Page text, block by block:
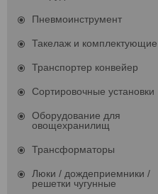
Пневмоинструмент
Такелаж и комплектующие
Транспортер конвейер
Сортировочные установки
Оборудование для
овощехранилищ
Трансформаторы
Люки / дождеприемники /
решетки чугунные